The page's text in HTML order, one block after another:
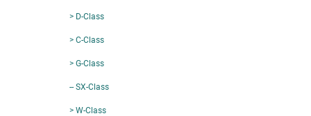
> D-Class
> C-Class
> G-Class
-- SX-Class
> W-Class